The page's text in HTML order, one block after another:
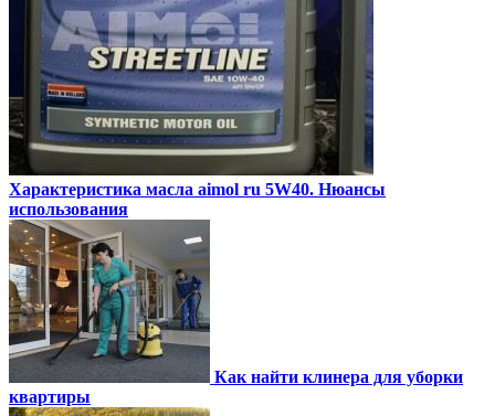
Характеристика масла aimol ru 5W40. Нюансы
использования
Как найти клинера для уборки
квартиры